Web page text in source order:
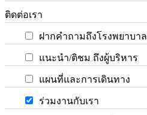
ติดต่อเรา
ฝากคำถามถึงโรงพยาบาล
แนะนำ/ติชม ถึงผู้บริหาร
แผนที่และการเดินทาง
ร่วมงานกับเรา